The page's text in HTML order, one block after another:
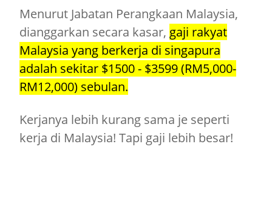
Menurut Jabatan Perangkaan Malaysia,
dianggarkan secara kasar, gaji rakyat
Malaysia yang berkerja di singapura
adalah sekitar $1500 - $3599 (RM5,000-
RM12,000) sebulan.
Kerjanya lebih kurang sama je seperti
kerja di Malaysia! Tapi gaji lebih besar!